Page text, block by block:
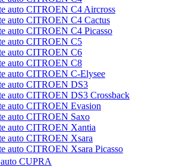
auto CITROEN C4 Aircross
auto CITROEN C4 Cactus
auto CITROEN C4 Picasso
auto CITROEN C5
auto CITROEN C6
auto CITROEN C8
auto CITROEN C-Elysee
auto CITROEN DS3
auto CITROEN DS3 Crossback
auto CITROEN Evasion
auto CITROEN Saxo
auto CITROEN Xantia
auto CITROEN Xsara
auto CITROEN Xsara Picasso
CUPRA